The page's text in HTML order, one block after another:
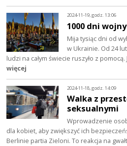
2024-11-19, godz. 13:06
1000 dni
Mija tysiąc dni od
w Ukrainie. Od 24
ludzi na całym świecie ruszyło z
więcej
2024-11-18, godz. 14:09
Walka z
seksualnymi
Wprowadzenie
dla kobiet, aby zwiększyć ich
Berlinie partia Zieloni. To reakcja na